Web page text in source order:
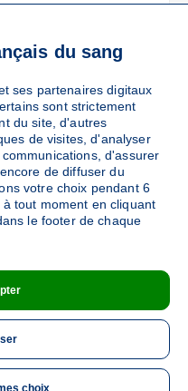
VOUS
06530)
VOUS
du sang
ses partenaires digitaux
sont strictement
du site, d'autres
de visites, d'analyser
d'assurer
de diffuser du
votre choix pendant 6
à tout moment en cliquant
le footer de chaque
choix